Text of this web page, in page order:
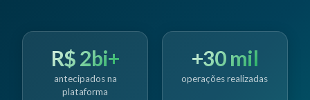
R$ 2bi+
antecipados na
plataforma
+30 mil
operações realizadas